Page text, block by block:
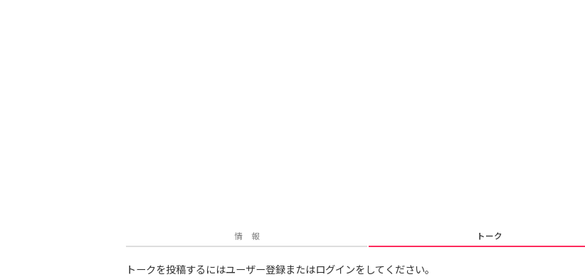
情 報 トーク
トークを投稿するにはユーザー登録またはログインをしてください。